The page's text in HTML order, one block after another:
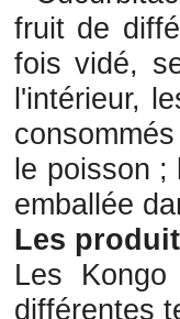
fruit de
fois vidé,
l'intérieur,
le poisson ;
emballée
Les
Les
différentes